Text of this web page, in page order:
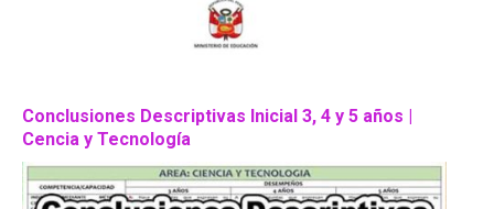
Conclusiones Descriptivas Inicial 3, 4 y 5 años |
Cencia y Tecnología